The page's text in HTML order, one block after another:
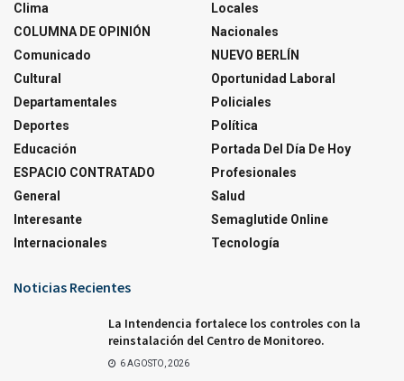
Clima
COLUMNA DE OPINIÓN
Comunicado
Cultural
Departamentales
Deportes
Educación
ESPACIO CONTRATADO
General
Interesante
Internacionales
Locales
Nacionales
NUEVO BERLÍN
Oportunidad Laboral
Policiales
Política
Portada Del Día De Hoy
Profesionales
Salud
Semaglutide Online
Tecnología
Noticias Recientes
La Intendencia fortalece los controles con la
reinstalación del Centro de Monitoreo.
6 AGOSTO, 2026